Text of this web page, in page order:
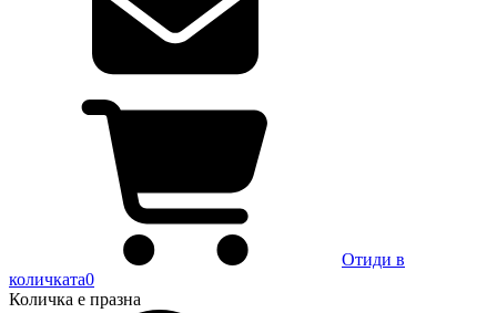
Отиди в
количката0
Количка е празна